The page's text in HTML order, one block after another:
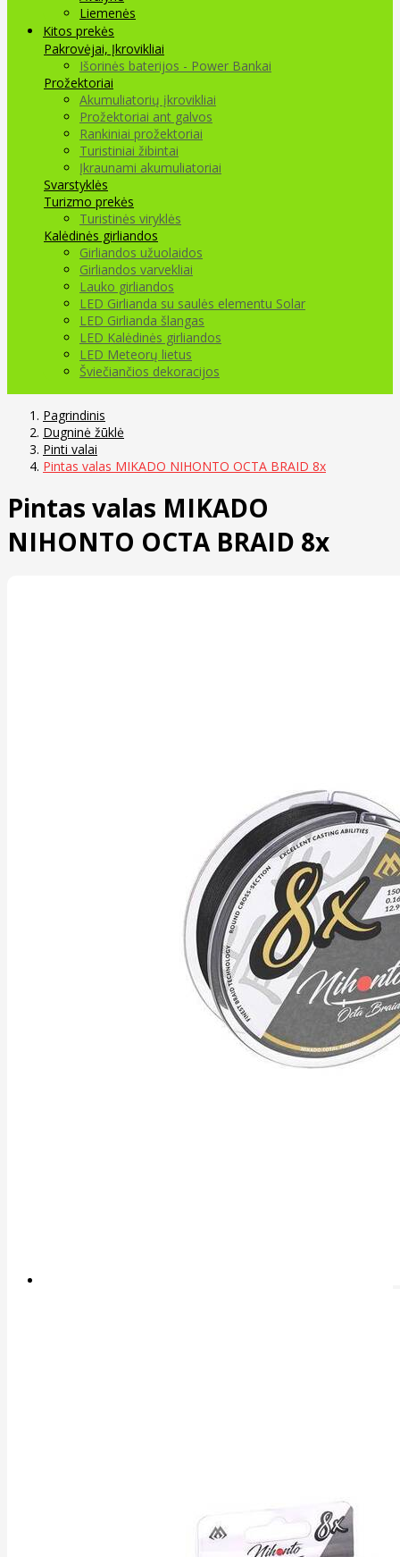
Liemenės
Kitos prekės
Pakrovėjai, Įkrovikliai
Išorinės baterijos - Power Bankai
Prožektoriai
Akumuliatorių įkrovikliai
Prožektoriai ant galvos
Rankiniai prožektoriai
Turistiniai žibintai
Įkraunami akumuliatoriai
Svarstyklės
Turizmo prekės
Turistinės viryklės
Kalėdinės girliandos
Girliandos užuolaidos
Girliandos varvekliai
Lauko girliandos
LED Girlianda su saulės elementu Solar
LED Girlianda šlangas
LED Kalėdinės girliandos
LED Meteorų lietus
Šviečiančios dekoracijos
Pagrindinis
Dugninė žūklė
Pinti valai
Pintas valas MIKADO NIHONTO OCTA BRAID 8x
Pintas valas MIKADO
NIHONTO OCTA BRAID 8x